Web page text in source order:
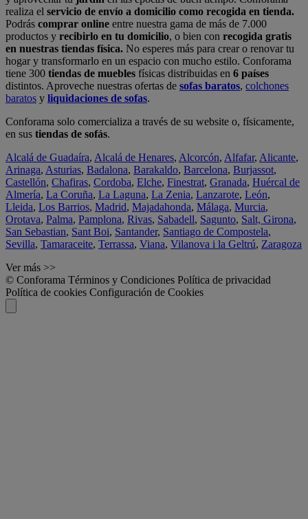
realiza el servicio de envío a domicilio como recogida en tienda.
Podrás comprar online entre nuestra gama de más de 7.000
productos y recibirlo en tu domicilio, o bien con recogida gratis
en nuestras tiendas física. No esperes más para crear o renovar tu
hogar y transformarlo en un espacio con mucho estilo. Conforama
tiene 300 tiendas de muebles físicas distribuidas en 6 países
distintos. Aproveche nuestras ofertas de sofas baratos, colchones
baratos y liquidaciones de sofas.
Conforama solo comercializa a través de su website o, físicamente,
en sus tiendas de sofás.
Alcalá de Guadaíra, Alcalá de Henares, Alcorcón, Alfafar, Alicante,
Arinaga, Asturias, Badalona, Barakaldo, Barcelona, Burjassot,
Castellón, Chafiras, Cordoba, Elche, Finestrat, Granada, Huércal de
Almería, La Coruña, La Laguna, La Zenia, Lanzarote, León,
Lleida, Los Barrios, Madrid, Majadahonda, Málaga, Murcia,
Orotava, Palma, Pamplona, Rivas, Sabadell, Sagunto, Salt, Girona,
San Sebastian, Sant Boi, Santander, Santiago de Compostela,
Sevilla, Tamaraceite, Terrassa, Viana, Vilanova i la Geltrú, Zaragoza
Ver más >>
© Conforama Términos y Condiciones Política de privacidad
Política de cookies Configuración de Cookies